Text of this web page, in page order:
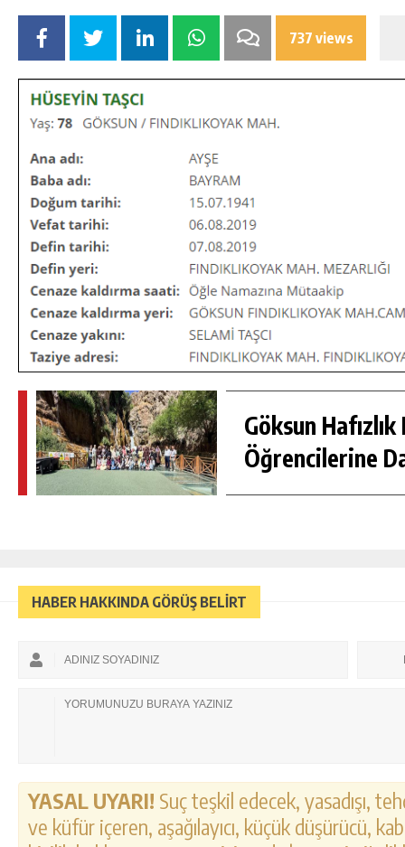
737 views
Göksun Hafızlık
Öğrencilerine
HABER HAKKINDA GÖRÜŞ BELİRT
YASAL UYARI! Suç teşkil edecek, yasadışı,
ve küfür içeren, aşağılayıcı, küçük düşürücü,
GÜNLÜK HABER AKIŞI
GÖKSUN HAFIZLIK KIZ KUR’AN KURSU
ÖĞRENCILERINE DARENDE GEZISI.